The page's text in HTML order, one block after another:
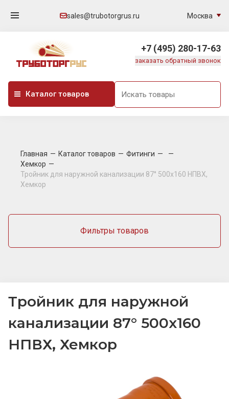
sales@trubotorgrus.ru Москва
Каталог товаров
+7 (495) 280-17-63
заказать обратный звонок
Главная Каталог товаров
Фитинги
Хемкор
Тройник для наружной канализации 87° 500х160 НПВХ,
Хемкор
Фильтры товаров
Тройник для наружной
канализации 87° 500х160
НПВХ, Хемкор